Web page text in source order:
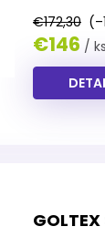
€172,30
€146 / ks